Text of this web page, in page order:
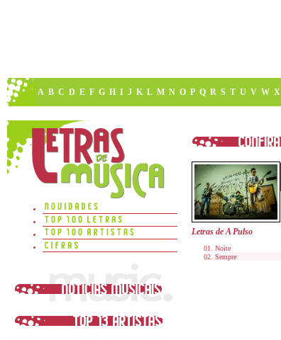
A B C D E F G H I J K L M N O P Q R S T U V W X
Letras de A Pulso
Noite
Sempre